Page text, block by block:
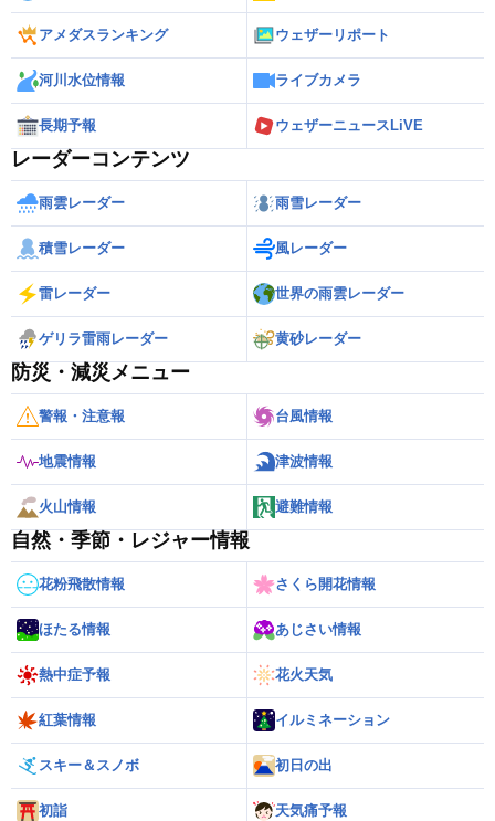
アメダスランキング ウェザーリポート
河川水位情報 ライブカメラ
長期予報 ウェザーニュースLiVE
レーダーコンテンツ
雨雲レーダー 雨雪レーダー
積雪レーダー 風レーダー
雷レーダー 世界の雨雲レーダー
ゲリラ雷雨レーダー 黄砂レーダー
防災・減災メニュー
警報・注意報 台風情報
地震情報 津波情報
火山情報 避難情報
自然・季節・レジャー情報
花粉飛散情報 さくら開花情報
ほたる情報 あじさい情報
熱中症予報 花火天気
紅葉情報 イルミネーション
スキー＆スノボ 初日の出
初詣 天気痛予報